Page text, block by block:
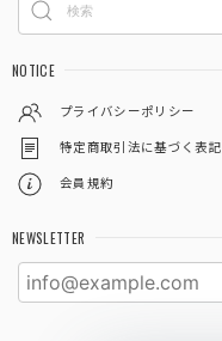
NOTICE
プライバシーポリシー
特定商取引法に基づく表記
会員規約
NEWSLETTER